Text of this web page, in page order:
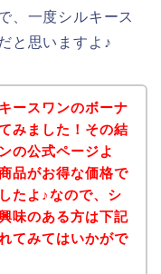
、一度シルキース
と思いますよ♪
ースワンのボーナ
みました！その結
の公式ページよ
品がお得な価格で
たよ♪なので、シ
味のある方は下記
てみてはいかがで